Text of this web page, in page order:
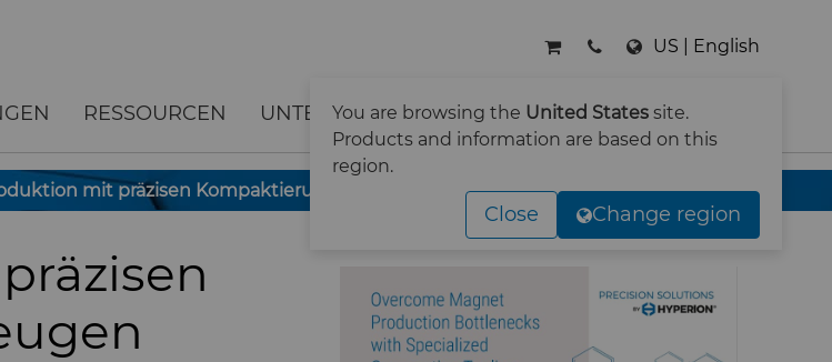
You are browsing the United States site.
Products and information are based on this
region.
Close Change region
US | English
RESSOURCEN UNTERNEHMEN KONTAKT SUCHE
mit präzisen Kompaktierungswerkzeugen